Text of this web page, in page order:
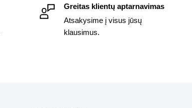
Greitas klientų aptarnavimas
Atsakysime į visus jūsų
klausimus.